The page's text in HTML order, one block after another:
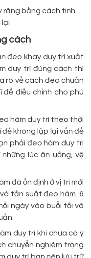
răng bằng cách tinh
lại
cách
đeo khay duy trì xuất
duy trì đúng cách thì
rõ về cách đeo chuẩn
điều chỉnh cho phù
hàm duy trì theo thời
không lặp lại vấn đề
phải đeo hàm duy trì
lúc ăn uống, vệ
đã ổn định ở vị trí mới
tần suất đeo hàm. 6
ngày vào buổi tối và
duy trì khi chưa có ý
chuyển nghiêm trọng